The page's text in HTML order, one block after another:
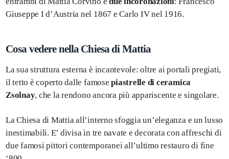
Giuseppe I d’Austria nel 1867 e Carlo IV nel 1916.
Cosa vedere nella Chiesa di Mattia
La sua struttura esterna è incantevole: oltre ai portali pregiati,
il tetto è coperto dalle famosepiastrelle di ceramica
Zsolnay, che la rendono ancora più appariscente e singolare.
La Chiesa di Mattia all’interno sfoggia un’eleganza e un lusso
inestimabili. E’ divisa in tre navate e decorata con affreschi di
due famosi pittori contemporanei all’ultimo restauro di fine